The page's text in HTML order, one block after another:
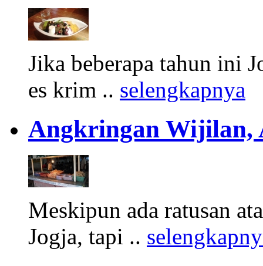
Jika beberapa tahun ini
es krim .. selengkapnya
Angkringan Wijilan,
Meskipun ada ratusan
Jogja, tapi ..